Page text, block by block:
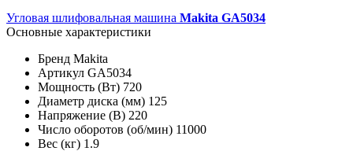
Угловая шлифовальная машина Makita GA5034
Основные характеристики
Бренд Makita
Артикул GA5034
Мощность (Вт) 720
Диаметр диска (мм) 125
Напряжение (В) 220
Число оборотов (об/мин) 11000
Вес (кг) 1.9